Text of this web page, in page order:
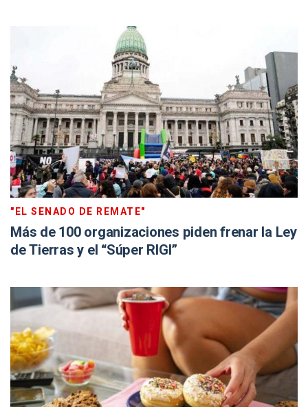
"EL SENADO DE REMATE"
Más de 100 organizaciones piden frenar la Ley
de Tierras y el “Súper RIGI”